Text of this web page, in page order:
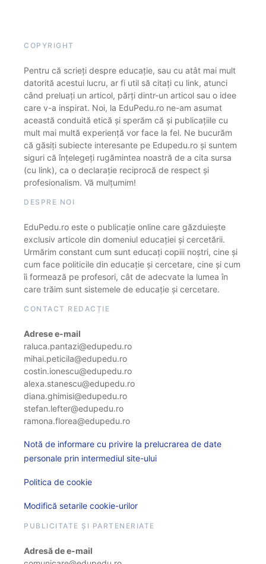
COPYRIGHT
Pentru că scrieți despre educație, sau cu atât mai mult
datorită acestui lucru, ar fi util să citați cu link, atunci
când preluați un articol, părți dintr-un articol sau o idee
care v-a inspirat. Noi, la EduPedu.ro ne-am asumat
această conduită etică și sperăm că și publicațiile cu
mult mai multă experiență vor face la fel. Ne bucurăm
că găsiți subiecte interesante pe Edupedu.ro și suntem
siguri că înțelegeți rugămintea noastră de a cita sursa
(cu link), ca o declarație reciprocă de respect și
profesionalism. Vă mulțumim!
DESPRE NOI
EduPedu.ro este o publicație online care găzduiește
exclusiv articole din domeniul educației și cercetării.
Urmărim constant cum sunt educați copiii noștri, cine și
cum face politicile din educație și cercetare, cine și cum
îi formează pe profesori, cât de adecvate la lumea în
care trăim sunt sistemele de educație și cercetare.
CONTACT REDACȚIE
Adrese e-mail
raluca.pantazi@edupedu.ro
mihai.peticila@edupedu.ro
costin.ionescu@edupedu.ro
alexa.stanescu@edupedu.ro
diana.ghimisi@edupedu.ro
stefan.lefter@edupedu.ro
ramona.florea@edupedu.ro
Notă de informare cu privire la prelucrarea de date
personale prin intermediul site-ului
Politica de cookie
Modifică setarile cookie-urilor
PUBLICITATE ȘI PARTENERIATE
Adresă de e-mail